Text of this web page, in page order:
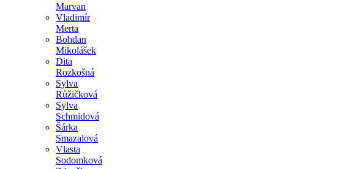
Marvan
Vladimír
Merta
Bohdan
Mikolášek
Dita
Rozkošná
Sylva
Růžičková
Sylva
Schmidová
Šárka
Smazalová
Vlasta
Sodomková